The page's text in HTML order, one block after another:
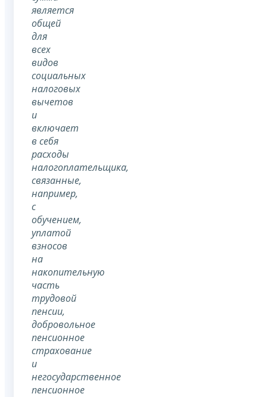
является
общей
для
всех
видов
социальных
налоговых
вычетов
и
включает
в себя
расходы
налогоплательщика,
связанные,
например,
с
обучением,
уплатой
взносов
на
накопительную
часть
трудовой
пенсии,
добровольное
пенсионное
страхование
и
негосударственное
пенсионное